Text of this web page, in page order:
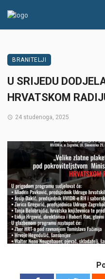
BRANITELJI
U SRIJEDU
HRVATSKOM
24 studenoga, 2025